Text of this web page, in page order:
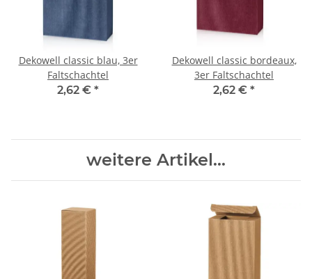
Dekowell classic blau, 3er
Faltschachtel
2,62 € *
Dekowell classic bordeaux,
3er Faltschachtel
2,62 € *
weitere Artikel...